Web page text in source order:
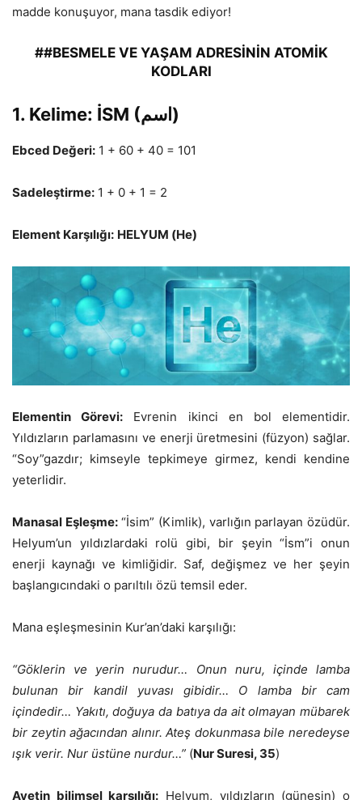
madde konuşuyor, mana tasdik ediyor!
##BESMELE VE YAŞAM ADRESİNİN ATOMİK
KODLARI
1. Kelime: İSM (اسم)
Ebced Değeri: 1 + 60 + 40 = 101
Sadeleştirme: 1 + 0 + 1 = 2
Element Karşılığı: HELYUM (He)
Elementin Görevi: Evrenin ikinci en bol elementidir.
Yıldızların parlamasını ve enerji üretmesini (füzyon) sağlar.
“Soy”gazdır; kimseyle tepkimeye girmez, kendi kendine
yeterlidir.
Manasal Eşleşme:“İsim” (Kimlik), varlığın parlayan özüdür.
Helyum’un yıldızlardaki rolü gibi, bir şeyin “İsm”i onun
enerji kaynağı ve kimliğidir. Saf, değişmez ve her şeyin
başlangıcındaki o parıltılı özü temsil eder.
Mana eşleşmesinin Kur’an’daki karşılığı:
“Göklerin ve yerin nurudur… Onun nuru, içinde lamba
bulunan bir kandil yuvası gibidir… O lamba bir cam
içindedir… Yakıtı, doğuya da batıya da ait olmayan mübarek
bir zeytin ağacından alınır. Ateş dokunmasa bile neredeyse
ışık verir. Nur üstüne nurdur…” (Nur Suresi, 35)
Ayetin bilimsel karşılığı: Helyum, yıldızların (güneşin) o